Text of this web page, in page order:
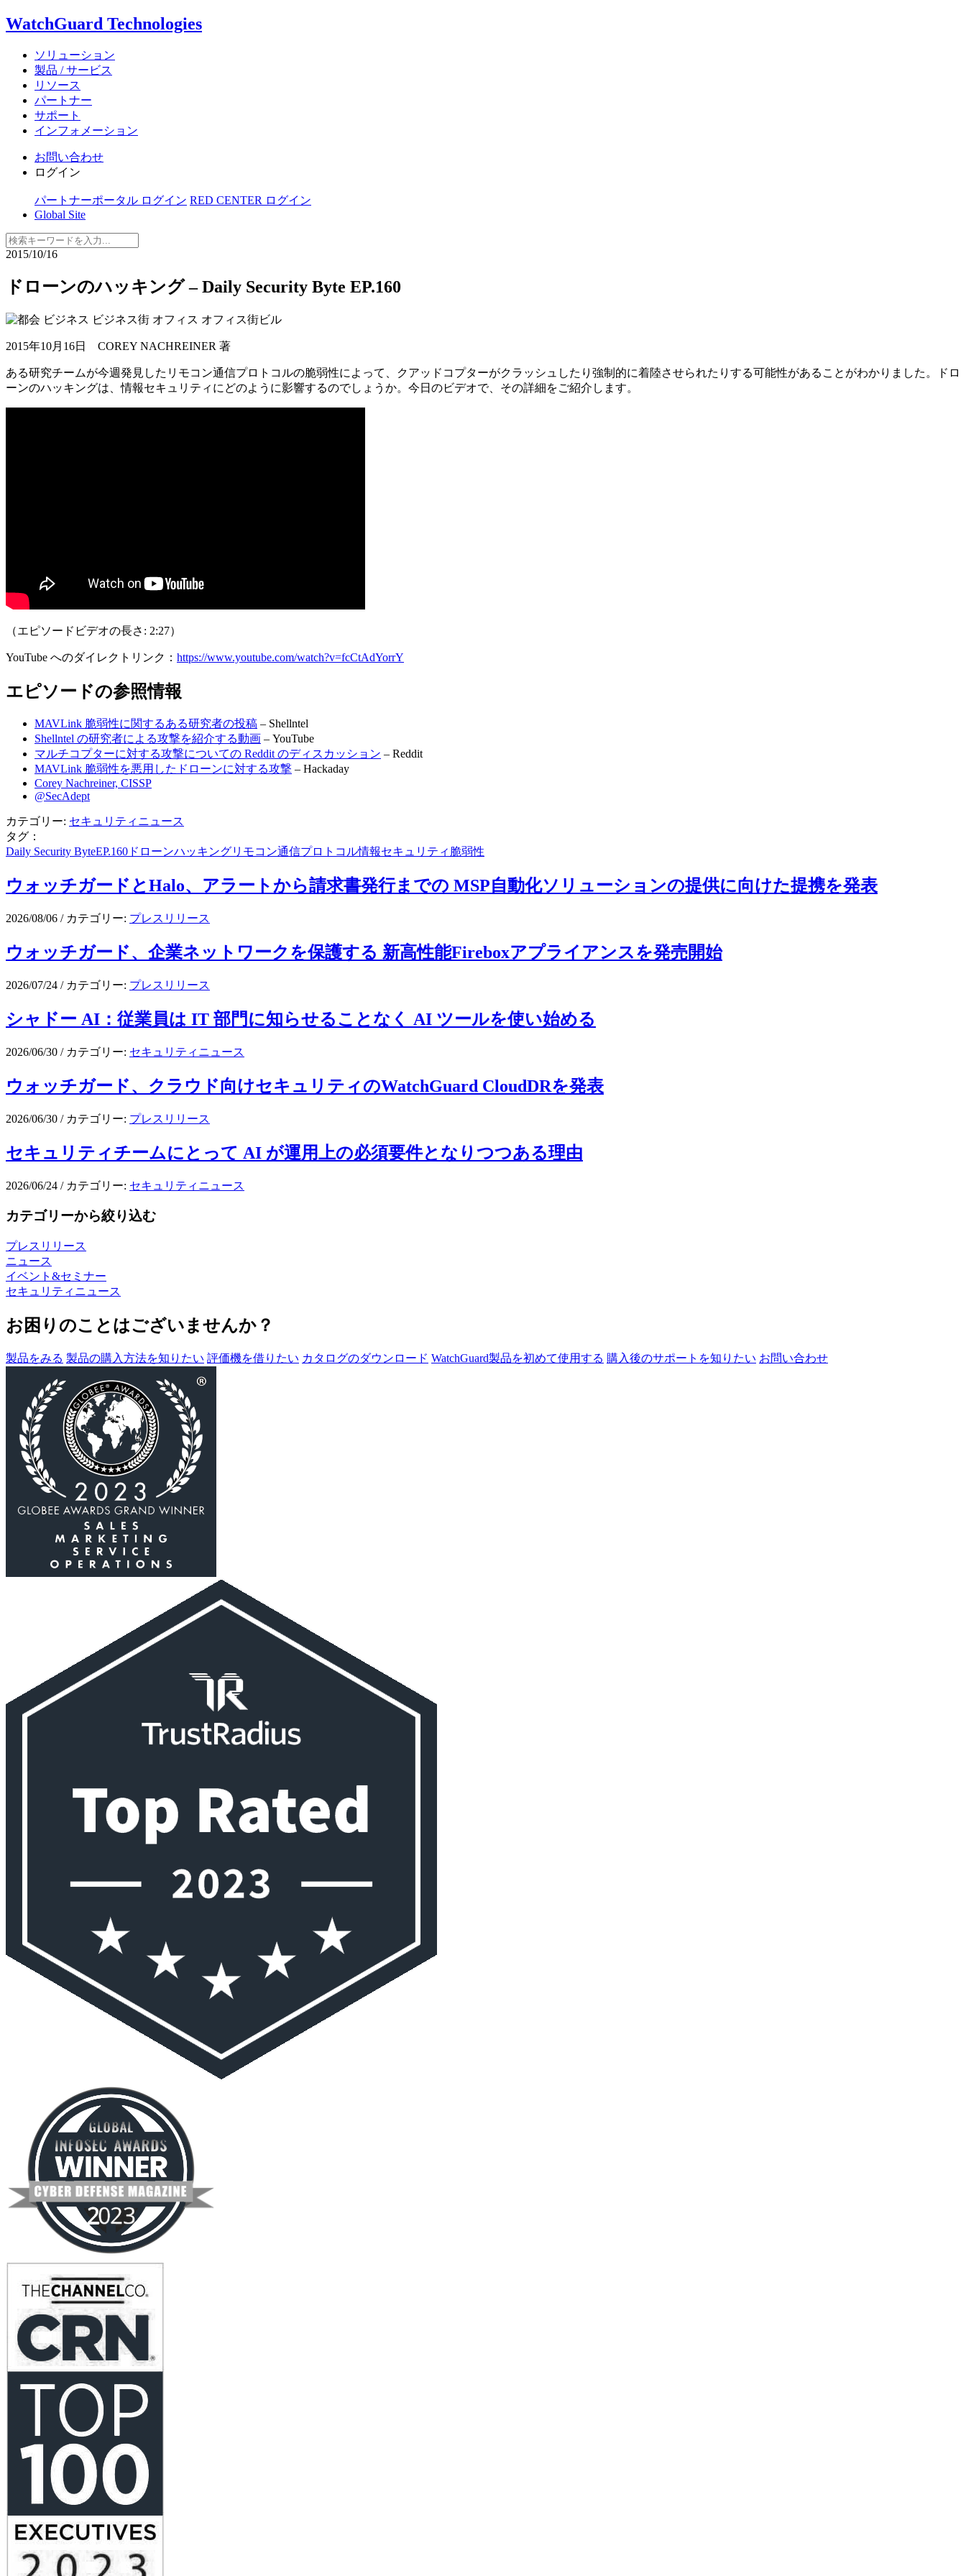
WatchGuard Technologies
ソリューション
製品 / サービス
リソース
パートナー
サポート
インフォメーション
お問い合わせ
ログイン
パートナーポータル ログイン RED CENTER ログイン
Global Site
2015/10/16
ドローンのハッキング – Daily Security Byte EP.160
2015年10月16日 COREY NACHREINER 著
ある研究チームが今週発見したリモコン通信プロトコルの脆弱性によって、クアッドコプターがクラッシュしたり強制的に着陸させられたりする可能性があることがわかりました。ドロ
ーンのハッキングは、情報セキュリティにどのように影響するのでしょうか。今日のビデオで、その詳細をご紹介します。
（エピソードビデオの長さ: 2:27）
YouTube へのダイレクトリンク： https://www.youtube.com/watch?v=fcCtAdYorrY
エピソードの参照情報
MAVLink 脆弱性に関するある研究者の投稿 – Shellntel
Shellntel の研究者による攻撃を紹介する動画 – YouTube
マルチコプターに対する攻撃についての Reddit のディスカッション – Reddit
MAVLink 脆弱性を悪用したドローンに対する攻撃 – Hackaday
Corey Nachreiner, CISSP
@SecAdept
カテゴリー: セキュリティニュース
タグ：
Daily Security ByteEP.160 ドローンハッキングリモコン通信プロトコル情報セキュリティ 脆弱性
ウォッチガードとHalo、アラートから請求書発行までの MSP自動化ソリューションの提供に向けた提携を発表
2026/08/06 / カテゴリー: プレスリリース
ウォッチガード、企業ネットワークを保護する 新高性能Fireboxアプライアンスを発売開始
2026/07/24 / カテゴリー: プレスリリース
シャドー AI：従業員は IT 部門に知らせることなく AI ツールを使い始める
2026/06/30 / カテゴリー: セキュリティニュース
ウォッチガード、クラウド向けセキュリティのWatchGuard CloudDRを発表
2026/06/30 / カテゴリー: プレスリリース
セキュリティチームにとって AI が運用上の必須要件となりつつある理由
2026/06/24 / カテゴリー: セキュリティニュース
カテゴリーから絞り込む
プレスリリース
ニュース
イベント&セミナー
セキュリティニュース
お困りのことはございませんか？
製品をみる 製品の購入方法を知りたい 評価機を借りたい カタログのダウンロード WatchGuard製品を初めて使用する 購入後のサポートを知りたい お問い合わせ